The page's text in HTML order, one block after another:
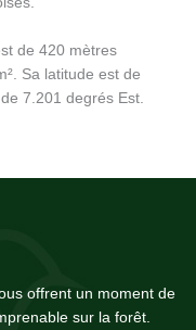
de 420 mètres
Sa latitude est de
7.201 degrés Est.
offrent un moment de
sur la forêt.